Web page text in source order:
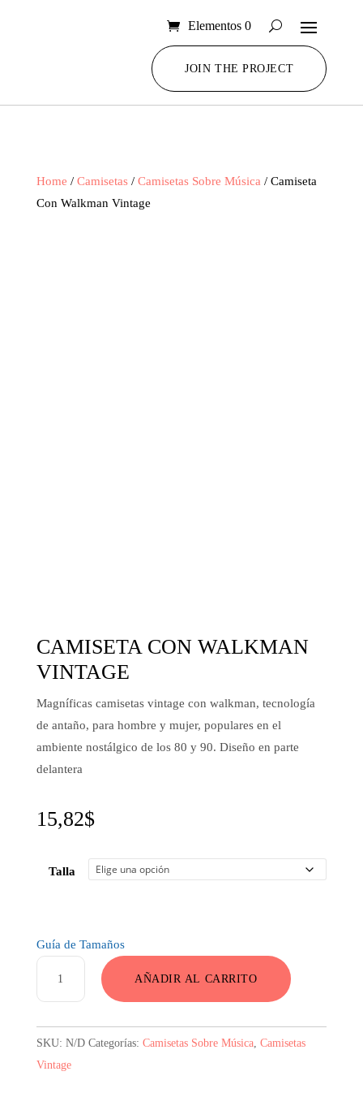
Elementos 0
JOIN THE PROJECT
Home / Camisetas/ Camisetas Sobre Música / Camiseta
Con Walkman Vintage
CAMISETA CON WALKMAN
VINTAGE
Magníficas camisetas vintage con walkman, tecnología
de antaño, para hombre y mujer, populares en el
ambiente nostálgico de los 80 y 90. Diseño en parte
delantera
15,82$
Talla
Guía de Tamaños
Vintage
AÑADIR AL CARRITO
SKU: N/D Categorías: Camisetas Sobre Música, Camisetas
Vintage